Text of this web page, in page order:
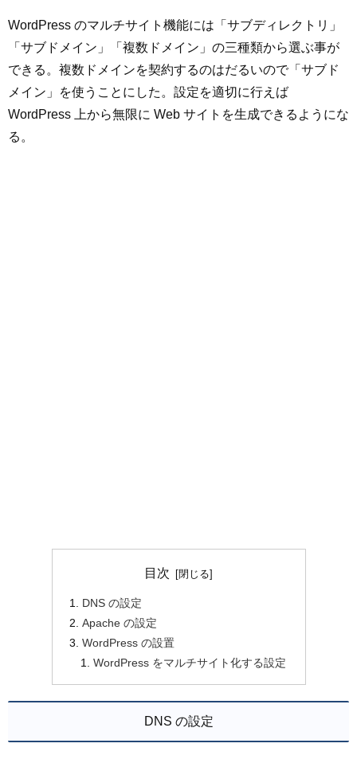
WordPress のマルチサイト機能には「サブディレクトリ」
「サブドメイン」「複数ドメイン」の三種類から選ぶ事が
できる。複数ドメインを契約するのはだるいので「サブド
メイン」を使うことにした。設定を適切に行えば
WordPress 上から無限に Web サイトを生成できるようにな
る。
目次
DNS の設定
Apache の設定
WordPress の設置
WordPress をマルチサイト化する設定
DNS の設定